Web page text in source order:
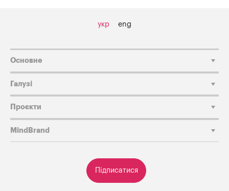
укр eng
Підписатися
Основне
Галузі
Проєкти
MindBrand